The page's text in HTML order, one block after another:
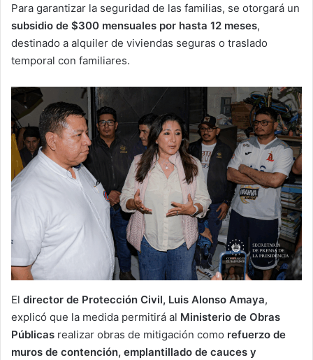
Para garantizar la seguridad de las familias, se otorgará un
subsidio de $300 mensuales por hasta 12 meses,
destinado a alquiler de viviendas seguras o traslado
temporal con familiares.
El director de Protección Civil, Luis Alonso Amaya,
explicó que la medida permitirá al Ministerio de Obras
Públicas realizar obras de mitigación como refuerzo de
muros de contención, emplantillado de cauces y